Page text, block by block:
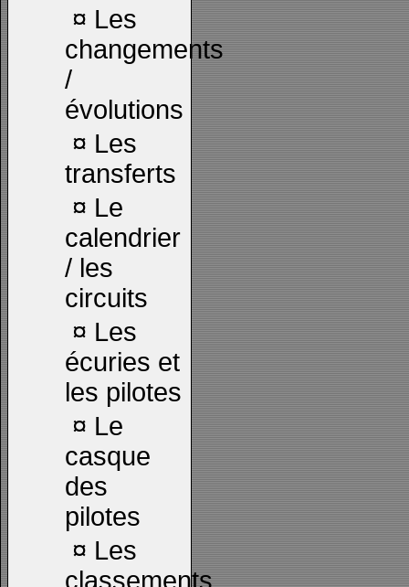
¤ Les
changements
/
évolutions
¤ Les
transferts
¤ Le
calendrier
/ les
circuits
¤ Les
écuries et
les pilotes
¤ Le
casque
des
pilotes
¤ Les
classements